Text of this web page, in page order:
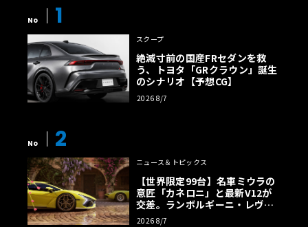
No 1
スクープ
絶滅寸前の国産FRセダンを救
う、トヨタ「GRクラウン」誕生
のシナリオ【予想CG】
2026 8/7
No 2
ニュース＆トピックス
【世界限定99台】名車ミウラの
意匠「カネロニ」と最新V12が
交差。ランボルギーニ・レヴエ
ルトに60周年記念車が登場
2026 8/7